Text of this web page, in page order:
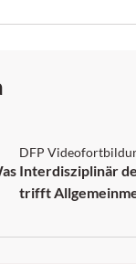
DFP
Interdisziplinär
trifft